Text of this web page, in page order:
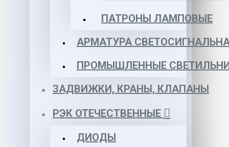
ПАТРОНЫ ЛАМПОВЫЕ
АРМАТУРА
ПРОМЫШЛЕННЫЕ
ЗАДВИЖКИ, КРАНЫ, КЛАПАНЫ
РЭК ОТЕЧЕСТВЕННЫЕ
ДИОДЫ